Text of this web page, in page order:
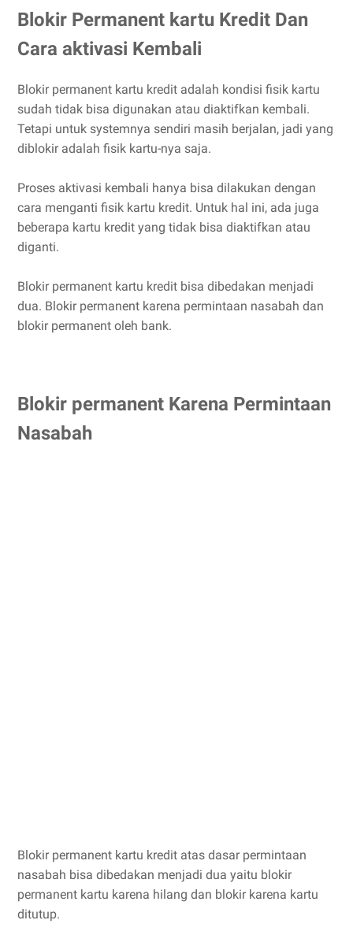
Blokir Permanent kartu Kredit Dan
Cara aktivasi Kembali
Blokir permanent kartu kredit adalah kondisi fisik kartu
sudah tidak bisa digunakan atau diaktifkan kembali.
Tetapi untuk systemnya sendiri masih berjalan, jadi yang
diblokir adalah fisik kartu-nya saja.
Proses aktivasi kembali hanya bisa dilakukan dengan
cara menganti fisik kartu kredit. Untuk hal ini, ada juga
beberapa kartu kredit yang tidak bisa diaktifkan atau
diganti.
Blokir permanent kartu kredit bisa dibedakan menjadi
dua. Blokir permanent karena permintaan nasabah dan
blokir permanent oleh bank.
Blokir permanent Karena Permintaan
Nasabah
Blokir permanent kartu kredit atas dasar permintaan
nasabah bisa dibedakan menjadi dua yaitu blokir
permanent kartu karena hilang dan blokir karena kartu
ditutup.